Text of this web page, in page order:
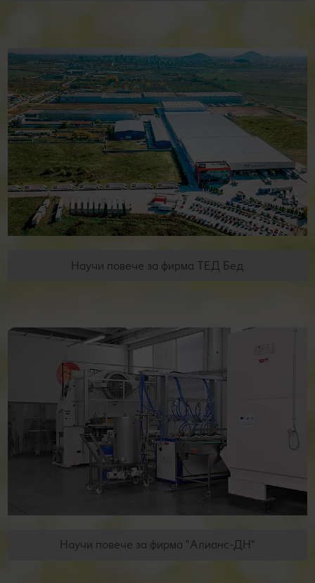
Научи повече за фирма ТЕД Бед
Научи повече за фирма "Алианс-ДН"